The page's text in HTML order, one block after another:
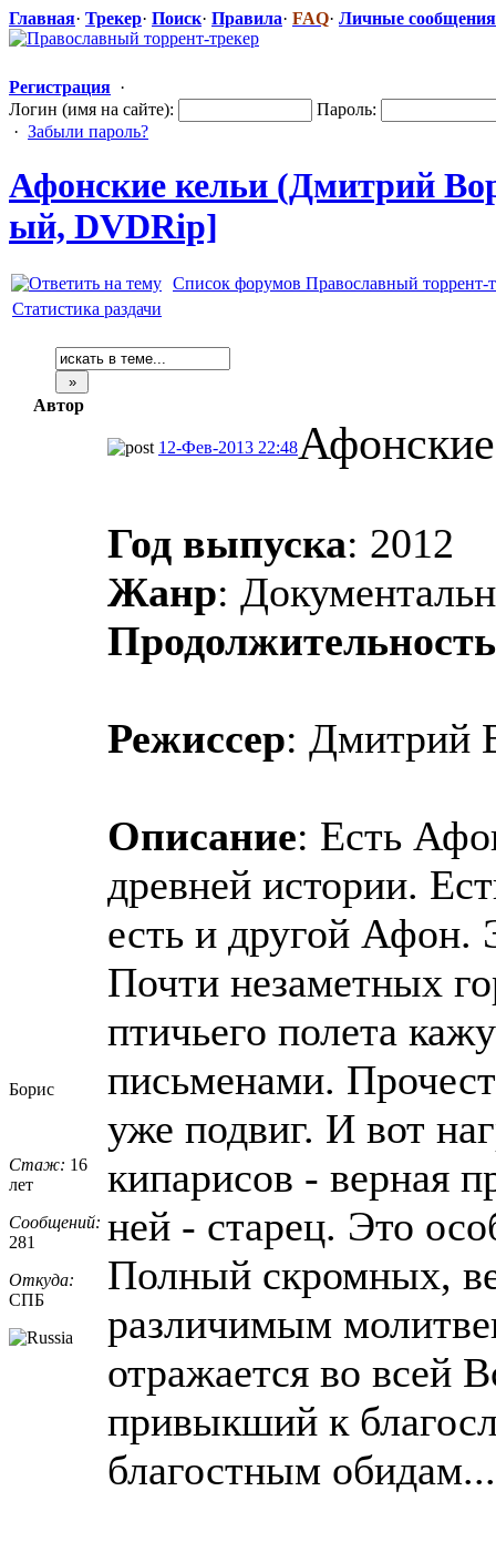
Главная· Трекер· Поиск· Правила· FAQ· Личные сообщения
Регистрация ·
Логин (имя на сайте):
Пароль:
· Забыли пароль?
Афонские кельи (Дмитрий
ый, DVDRip]
Список форумов Православный торрент-
Статистика раздачи
Автор
Борис
Стаж: 16
лет
Сообщений:
281
Откуда:
СПБ
12-Фев-2013 22:48
Год выпуска: 2012
Жанр:
Продолжительность
Режиссер: Дмитрий
Описание: Есть
древней истории.
есть и другой
Почти незаметных
птичьего полета
письменами.
уже подвиг. И вот
кипарисов - верная
ней - старец. Это
Полный скромных,
различимым
отражается во всей
привыкший к
благостным